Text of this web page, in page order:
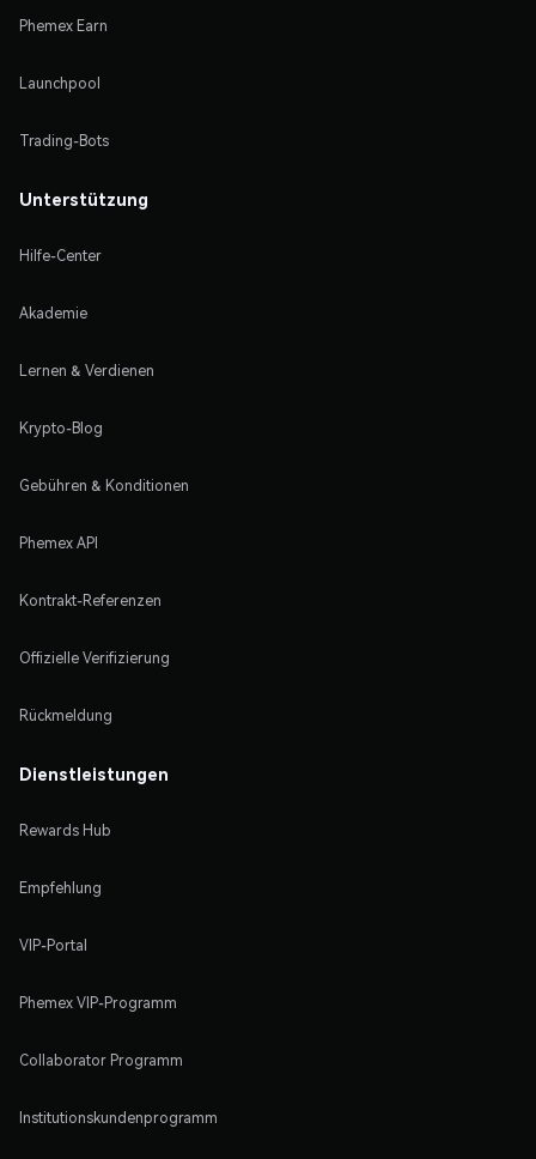
Phemex Earn
Launchpool
Trading-Bots
Unterstützung
Hilfe-Center
Akademie
Lernen & Verdienen
Krypto-Blog
Gebühren & Konditionen
Phemex API
Kontrakt-Referenzen
Offizielle Verifizierung
Rückmeldung
Dienstleistungen
Rewards Hub
Empfehlung
VIP-Portal
Phemex VIP-Programm
Collaborator Programm
Institutionskundenprogramm